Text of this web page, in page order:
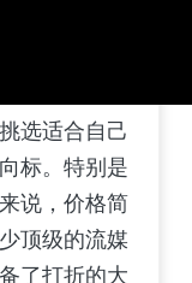
选适合自己
标。特别是
说，价格简
顶级的流媒
了打折的大